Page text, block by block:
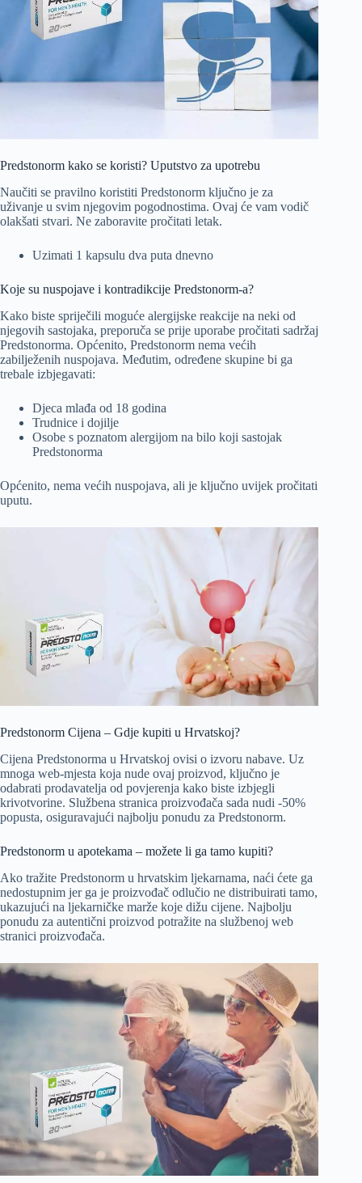
Predstonorm kako se koristi? Uputstvo za upotrebu
Naučiti se pravilno koristiti Predstonorm ključno je za
uživanje u svim njegovim pogodnostima. Ovaj će vam vodič
olakšati stvari. Ne zaboravite pročitati letak.
Uzimati 1 kapsulu dva puta dnevno
Koje su nuspojave i kontradikcije Predstonorm-a?
Kako biste spriječili moguće alergijske reakcije na neki od
njegovih sastojaka, preporuča se prije uporabe pročitati sadržaj
Predstonorma. Općenito, Predstonorm nema većih
zabilježenih nuspojava. Međutim, određene skupine bi ga
trebale izbjegavati:
Djeca mlađa od 18 godina
Trudnice i dojilje
Osobe s poznatom alergijom na bilo koji sastojak
Predstonorma
Općenito, nema većih nuspojava, ali je ključno uvijek pročitati
uputu.
Predstonorm Cijena – Gdje kupiti u Hrvatskoj?
Cijena Predstonorma u Hrvatskoj ovisi o izvoru nabave. Uz
mnoga web-mjesta koja nude ovaj proizvod, ključno je
odabrati prodavatelja od povjerenja kako biste izbjegli
krivotvorine. Službena stranica proizvođača sada nudi -50%
popusta, osiguravajući najbolju ponudu za Predstonorm.
Predstonorm u apotekama – možete li ga tamo kupiti?
Ako tražite Predstonorm u hrvatskim ljekarnama, naći ćete ga
nedostupnim jer ga je proizvođač odlučio ne distribuirati tamo,
ukazujući na ljekarničke marže koje dižu cijene. Najbolju
ponudu za autentični proizvod potražite na službenoj web
stranici proizvođača.